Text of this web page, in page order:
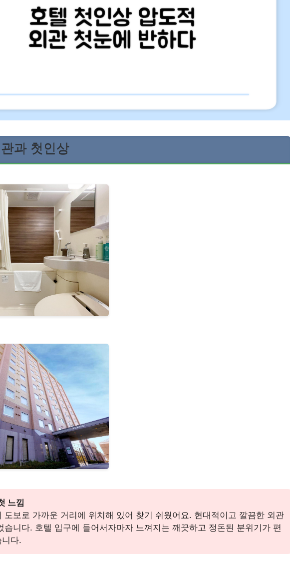
과 첫인상
느낌
도보로 가까운 거리에 위치해 있어 찾기 쉬웠어요. 현대적이고 깔끔한 외관
습니다. 호텔 입구에 들어서자마자 느껴지는 깨끗하고 정돈된 분위기가 편
다.